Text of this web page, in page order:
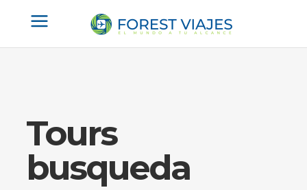
Tours
busqueda